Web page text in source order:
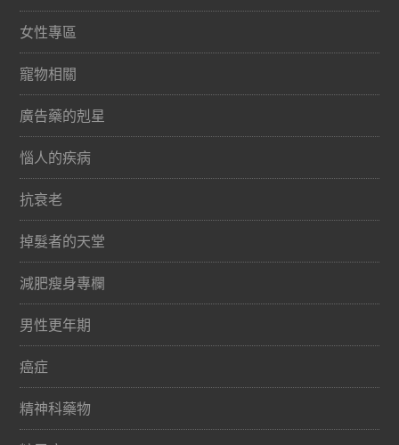
女性專區
寵物相關
廣告藥的剋星
惱人的疾病
抗衰老
掉髮者的天堂
減肥瘦身專欄
男性更年期
癌症
精神科藥物